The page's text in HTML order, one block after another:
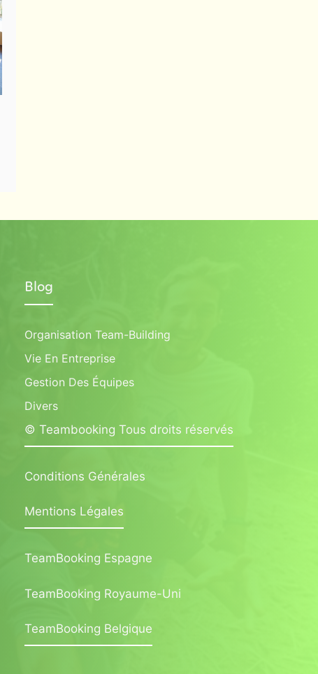
Blog
Organisation Team-Building
Vie En Entreprise
Gestion Des Équipes
Divers
© Teambooking Tous droits réservés
Conditions Générales
Mentions Légales
TeamBooking Espagne
TeamBooking Royaume-Uni
TeamBooking Belgique